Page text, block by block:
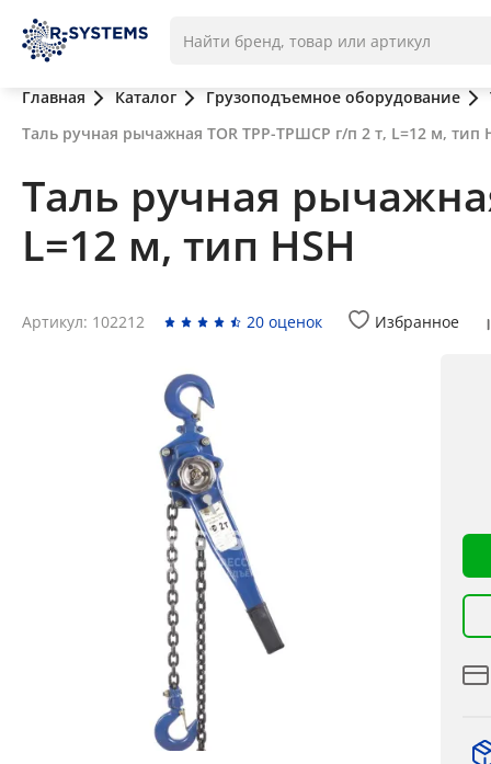
Главная Каталог Грузоподъемное оборудование
Таль ручная рычажная TOR ТРР-ТРШСР г/п 2 т, L=12 м, тип
Таль ручная
L=12 м, тип HSH
Артикул: 102212 20 оценок Избранное